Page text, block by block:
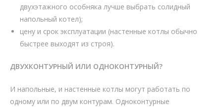
двухэтажного особняка лучше выбрать солидный
напольный котел);
цену и срок эксплуатации (настенные котлы обычно
быстрее выходят из строя).
ДВУХКОНТУРНЫЙ ИЛИ ОДНОКОНТУРНЫЙ?
И напольные, и настенные котлы могут работать по
одному или по двум контурам. Одноконтурные